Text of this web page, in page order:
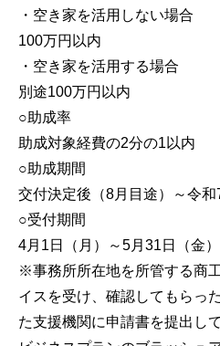
・空き家を活用しない場合
100万円以内
・空き家を活用する場合
別途100万円以内
○助成率
助成対象経費の2分の1以内
○助成期間
交付決定後（8月目途）～令和
○受付期間
4月1日（月）～5月31日（金）
※事務所所在地を所管する商
イスを受け、確認してもらっ
た支援機関に申請書を提出し